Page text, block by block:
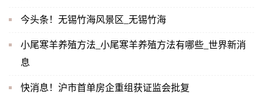
今头条！无锡竹海风景区_无锡竹海
小尾寒羊养殖方法_小尾寒羊养殖方法有哪些_世界新消
息
快消息！沪市首单房企重组获证监会批复